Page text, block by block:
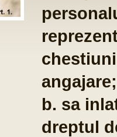
angajare;
b. sa
dreptul